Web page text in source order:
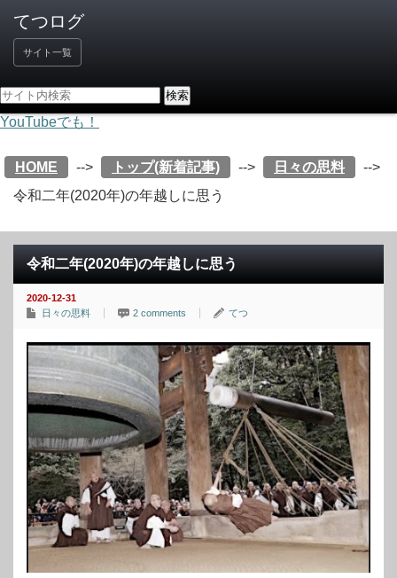
サイト一覧
YouTubeでも！
HOME --> トップ(新着記事) --> 日々の思料
-->
令和二年(2020年)の年越しに思う
令和二年(2020年)の年越しに思う
2020-12-31
日々の思料
2 comments てつ